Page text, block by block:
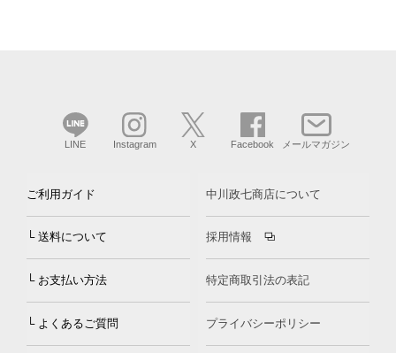
LINE Instagram X Facebook メールマガジン
ご利用ガイド
└ 送料について
└ お支払い方法
└ よくあるご質問
中川政七商店について
採用情報
特定商取引法の表記
プライバシーポリシー